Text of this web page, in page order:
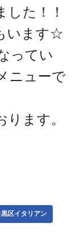
た！！
います☆
ってい
ニューで
ます。
黒区イタリアン